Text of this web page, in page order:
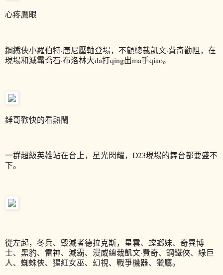
心疼鷹眼
鋼鐵俠小羅伯特·唐尼壓軸登場，不顧總裁凱文·費奇勸阻，在
現場和滅霸喬石·布洛林大da打qing出ma手qiao。
錘哥歡快的看熱鬧
一群超級英雄站在台上，星光閃耀，D23現場的舞台都要盛不
下。
從左起，冬兵、毀滅者德拉克斯，星雲、螳螂妹、奇異博
士、黑豹、雷神、滅霸、漫威總裁凱文·費奇、鋼鐵俠、綠巨
人、蜘蛛俠、猩紅女巫、幻視、戰爭機器、獵鷹。